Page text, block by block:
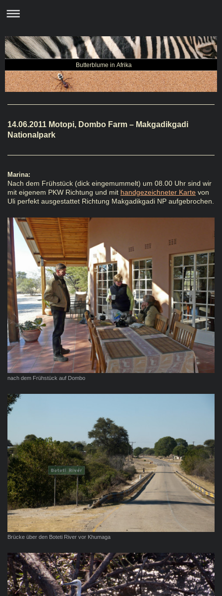
Butterblume in Afrika
14.06.2011 Motopi, Dombo Farm – Makgadikgadi
Nationalpark
Marina:
Nach dem Frühstück (dick eingemummelt) um 08.00 Uhr sind wir
mit eigenem PKW Richtung und mit handgezeichneter Karte von
Uli perfekt ausgestattet Richtung Makgadikgadi NP aufgebrochen.
nach dem Frühstück auf Dombo
Brücke über den Boteti River vor Khumaga